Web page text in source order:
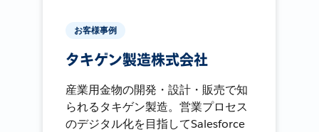
お客様事例
タキゲン製造株式会社
産業用金物の開発・設計・販売で知
られるタキゲン製造。営業プロセス
のデジタル化を目指してSalesforce